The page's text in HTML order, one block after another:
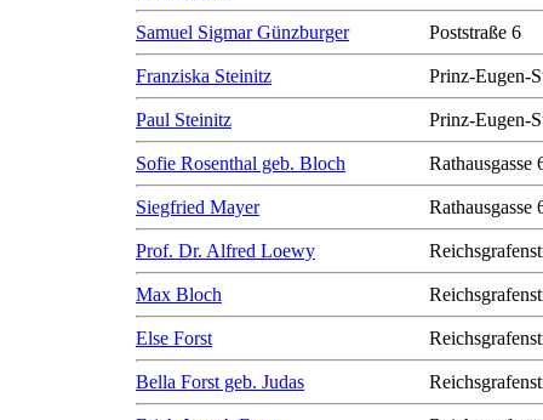
Samuel Sigmar Günzburger Poststraße 6
Franziska Steinitz Prinz-Eugen-
Paul Steinitz Prinz-Eugen-
Sofie Rosenthal geb. Bloch Rathausgasse
Siegfried Mayer Rathausgasse
Prof. Dr. Alfred Loewy
Max Bloch
Else Forst
Bella Forst geb. Judas